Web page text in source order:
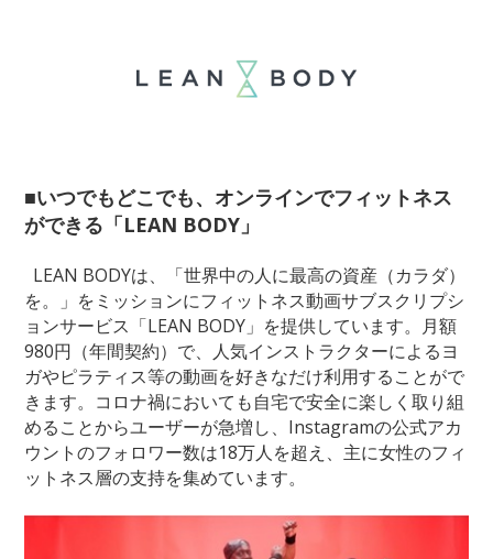
■いつでもどこでも、オンラインでフィットネス
ができる「LEAN BODY」
LEAN BODYは、「世界中の人に最高の資産（カラダ）
を。」をミッションにフィットネス動画サブスクリプシ
ョンサービス「LEAN BODY」を提供しています。月額
980円（年間契約）で、人気インストラクターによるヨ
ガやピラティス等の動画を好きなだけ利用することがで
きます。コロナ禍においても自宅で安全に楽しく取り組
めることからユーザーが急増し、Instagramの公式アカ
ウントのフォロワー数は18万人を超え、主に女性のフィ
ットネス層の支持を集めています。